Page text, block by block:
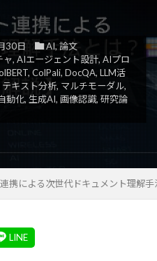
30日 AI,論文
ャ,AIエージェント設計, AIプロ
, ColPali, DocQA, LLM活
テキスト分析, マルチモーダル,
動化, 生成AI, 画像認識, 研究論
携による次世代ドキュメント理解